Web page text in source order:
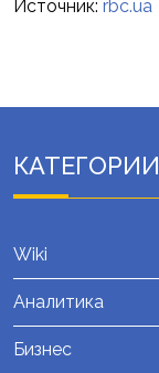
Источник: rbc.ua
КАТЕГОРИИ
Wiki
Аналитика
Бизнес